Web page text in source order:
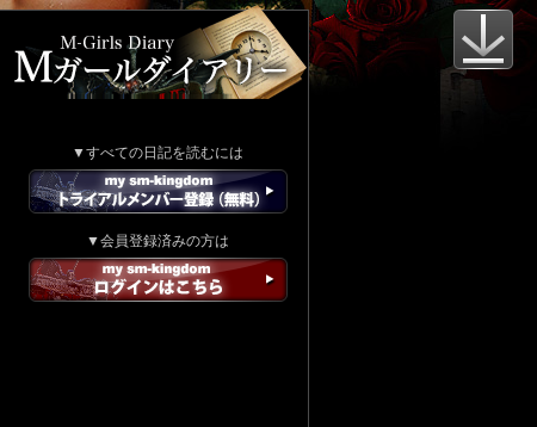
▼すべての日記を読むには
▼会員登録済みの方は